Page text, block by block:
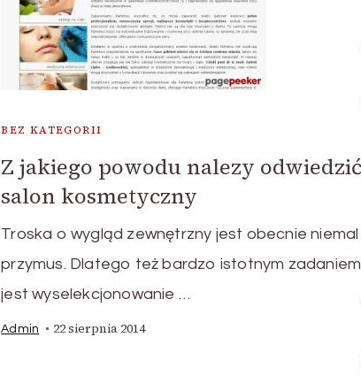
BEZ KATEGORII
Z jakiego powodu nalezy odwiedzić
salon kosmetyczny
Troska o wygląd zewnętrzny jest obecnie niemal
przymus. Dlatego też bardzo istotnym zadaniem
jest wyselekcjonowanie …
Admin 22 sierpnia 2014